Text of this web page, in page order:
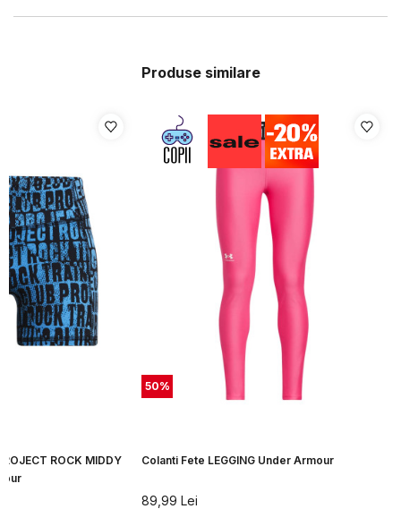
Produse similare
ROCK MIDDY
50%
Colanti Fete LEGGING Under Armour
89,99 Lei